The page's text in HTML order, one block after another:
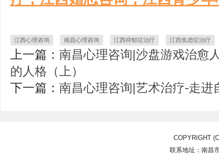
江西心理咨询 南昌心理咨询 江西抑郁症治疗 江西焦虑症治疗
上一篇： 南昌心理咨询|沙盘游戏治愈
的人格（上）
下一篇： 南昌心理咨询|艺术治疗-走进
COPYRIGHT
联系地址：南昌